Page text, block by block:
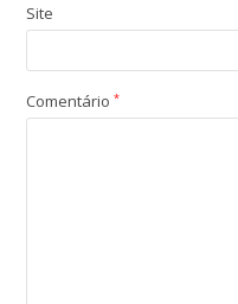
Site
Comentário*